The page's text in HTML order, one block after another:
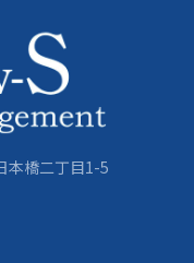
本橋二丁目1-5